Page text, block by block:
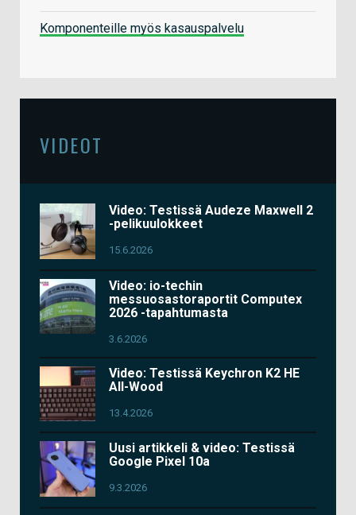
Komponenteille myös kasauspalvelu
VIDEOT
Video: Testissä Audeze Maxwell 2
-pelikuulokkeet
15.6.2026
Video: io-techin
messuosastoraportit Computex
2026 -tapahtumasta
3.6.2026
Video: Testissä Keychron K2 HE
All-Wood
13.4.2026
Uusi artikkeli & video: Testissä
Google Pixel 10a
9.3.2026